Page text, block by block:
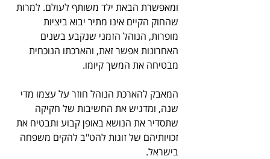
ומאפשרת הבאת ילד משותף לעולם. למרות
שהחוק הקיים אינו מתיר יבוא ביציות
מופרות, הנוהל הזמני שנקבע בשנים
האחרונות אפשר זאת, והארכתו הנוכחית
מבטיחה את המשך קיומו.
המאבק להארכת הנוהל חוזר על עצמו מדי
שנה, ומדגיש את החשיבות של חקיקה
שתסדיר את הנושא באופן קבוע ותבטיח את
זכויותיהם של זוגות להט"ב להקים משפחה
בישראל.